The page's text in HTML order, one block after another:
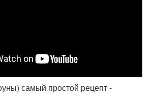
самый простой рецепт -